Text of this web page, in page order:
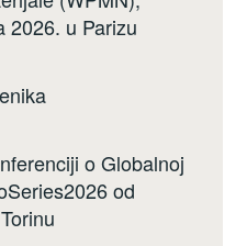
2026. u Parizu
o Globalnoj
od